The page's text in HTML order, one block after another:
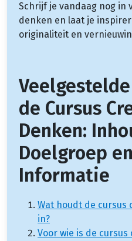
Schrijf je vandaag nog in
denken en laat je
originaliteit en
de Cursus
Denken:
Doelgroep
Informatie
Wat houdt de cursus
in?
Voor wie is de